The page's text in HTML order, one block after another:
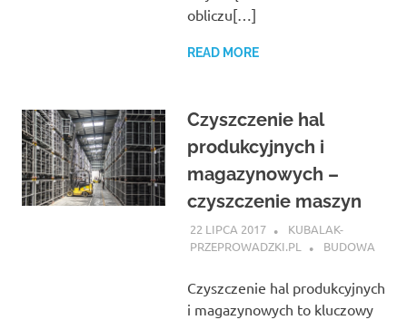
obliczu[…]
READ MORE
Czyszczenie hal
produkcyjnych i
magazynowych –
czyszczenie maszyn
22 LIPCA 2017
KUBALAK-
PRZEPROWADZKI.PL
BUDOWA
Czyszczenie hal produkcyjnych
i magazynowych to kluczowy